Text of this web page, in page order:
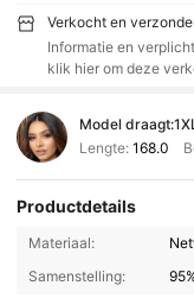
Verkocht en
Informatie en
klik hier om deze
Model draagt:
Lengte: 168.0
Productdetails
Materiaal:
Samenstelling: